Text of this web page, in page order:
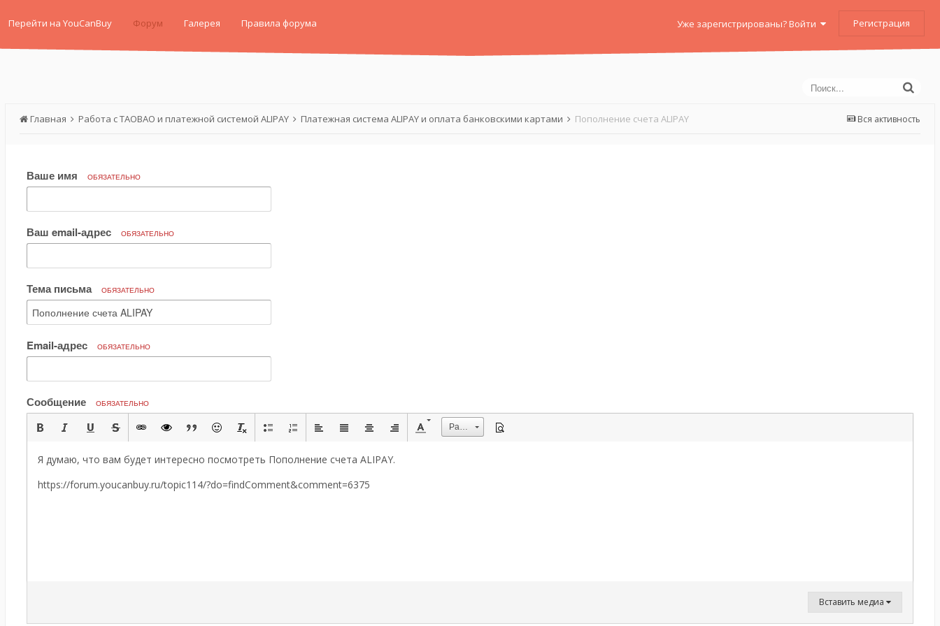
Перейти на YouCanBuy Форум Галерея Правила форума Уже зарегистрированы? Войти Регистрация
Вся активность
Главная Работа с TAOBAO и платежной системой ALIPAY Платежная система ALIPAY и оплата банковскими картами Пополнение счета ALIPAY
Ваше имя ОБЯЗАТЕЛЬНО
Ваш email-адрес ОБЯЗАТЕЛЬНО
Тема письма ОБЯЗАТЕЛЬНО
Email-адрес ОБЯЗАТЕЛЬНО
Сообщение ОБЯЗАТЕЛЬНО
Размер
Я думаю, что вам будет интересно посмотреть Пополнение счета ALIPAY.
https://forum.youcanbuy.ru/topic114/?do=findComment&comment=6375
Вставить медиа